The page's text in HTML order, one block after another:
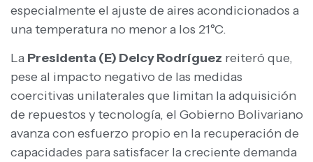
especialmente el ajuste de aires acondicionados a
una temperatura no menor a los 21°C.
La Presidenta (E) Delcy Rodríguez reiteró que,
pese al impacto negativo de las medidas
coercitivas unilaterales que limitan la adquisición
de repuestos y tecnología, el Gobierno Bolivariano
avanza con esfuerzo propio en la recuperación de
capacidades para satisfacer la creciente demanda